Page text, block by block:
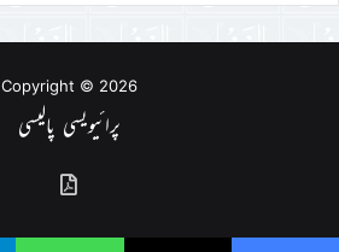
Copyright © 2026
پرائیویسی پالیسی
گذشتہ
شمارے